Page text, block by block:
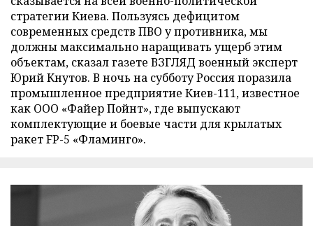
стратегии Киева. Пользуясь дефицитом
современных средств ПВО у противника, мы
должны максимально наращивать ущерб этим
объектам, сказал газете ВЗГЛЯД военный эксперт
Юрий Кнутов. В ночь на субботу Россия поразила
промышленное предприятие Киев-111, известное
как ООО «Файер Пойнт», где выпускают
комплектующие и боевые части для крылатых
ракет FP-5 «Фламинго».